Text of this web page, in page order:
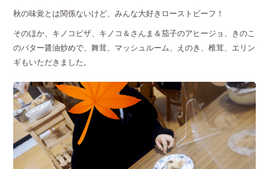
秋の味覚とは関係ないけど、みんな大好きローストビーフ！
そのほか、キノコピザ、キノコ＆さんま＆茄子のアヒージョ、きのこ
のバター醤油炒めで、舞茸、マッシュルーム、えのき、椎茸、エリン
ギもいただきました。